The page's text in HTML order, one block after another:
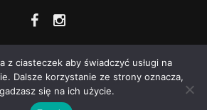
z ciasteczek aby świadczyć usługi na
Dalsze korzystanie ze strony oznacza,
się na ich użycie.